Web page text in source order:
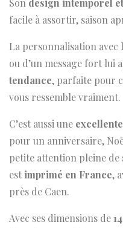
Son design intemporel
facile à assortir, saison
La personnalisation avec
ou d’un message fort lui
tendance, parfaite pour
vous ressemble vraiment.
C’est aussi une
pour un anniversaire,
petite attention pleine de
estimprimé en France,
près de Caen.
Avec ses dimensions de